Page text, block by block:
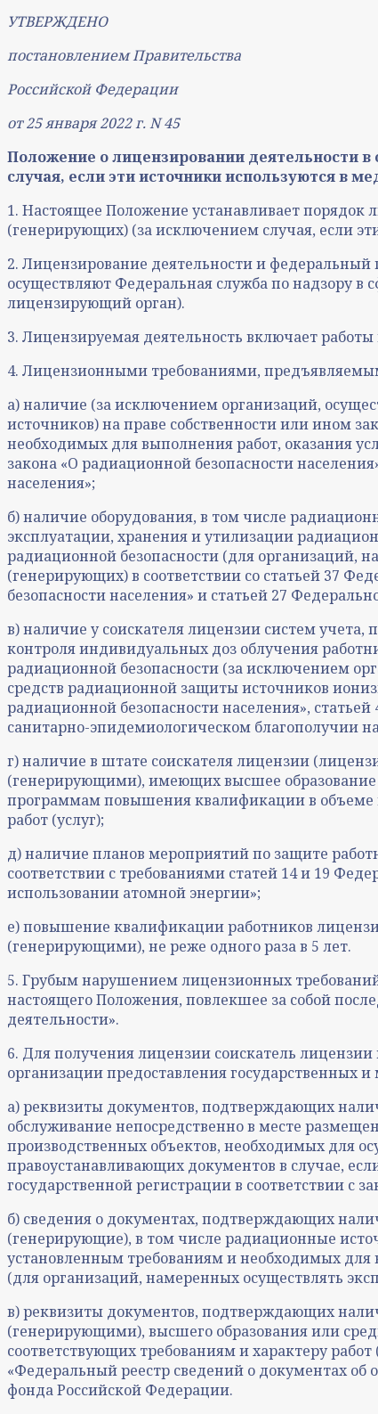
УТВЕРЖДЕНО
постановлением Правительства
Российской Федерации
от 25 января 2022 г. N 45
Положение о лицензировании деятельности
случая, если эти источники используются в
1. Настоящее Положение устанавливает порядок
(генерирующих) (за исключением случая, если
2. Лицензирование деятельности и
осуществляют Федеральная служба по надзору
лицензирующий орган).
3. Лицензируемая деятельность включает
4. Лицензионными требованиями,
а) наличие (за исключением организаций,
источников) на праве собственности или ином
необходимых для выполнения работ, оказания
закона «О радиационной безопасности
населения»;
б) наличие оборудования, в том числе
эксплуатации, хранения и утилизации
радиационной безопасности (для организаций,
(генерирующих) в соответствии со статьей 37
безопасности населения» и статьей 27
в) наличие у соискателя лицензии систем
контроля индивидуальных доз облучения
радиационной безопасности (за исключением
средств радиационной защиты источников
радиационной безопасности населения»,
санитарно-эпидемиологическом благополучии
г) наличие в штате соискателя лицензии
(генерирующими), имеющих высшее образование
программам повышения квалификации в объеме
работ (услуг);
д) наличие планов мероприятий по защите
соответствии с требованиями статей 14 и 19
использовании атомной энергии»;
е) повышение квалификации работников
(генерирующими), не реже одного раза в 5 лет.
5. Грубым нарушением лицензионных
настоящего Положения, повлекшее за собой
деятельности».
6. Для получения лицензии соискатель
организации предоставления государственных
а) реквизиты документов, подтверждающих
обслуживание непосредственно в месте
производственных объектов, необходимых для
правоустанавливающих документов в случае,
государственной регистрации в соответствии с
б) сведения о документах, подтверждающих
(генерирующие), в том числе радиационные
установленным требованиям и необходимых для
(для организаций, намеренных осуществлять
в) реквизиты документов, подтверждающих
(генерирующими), высшего образования или
соответствующих требованиям и характеру
«Федеральный реестр сведений о документах
фонда Российской Федерации.